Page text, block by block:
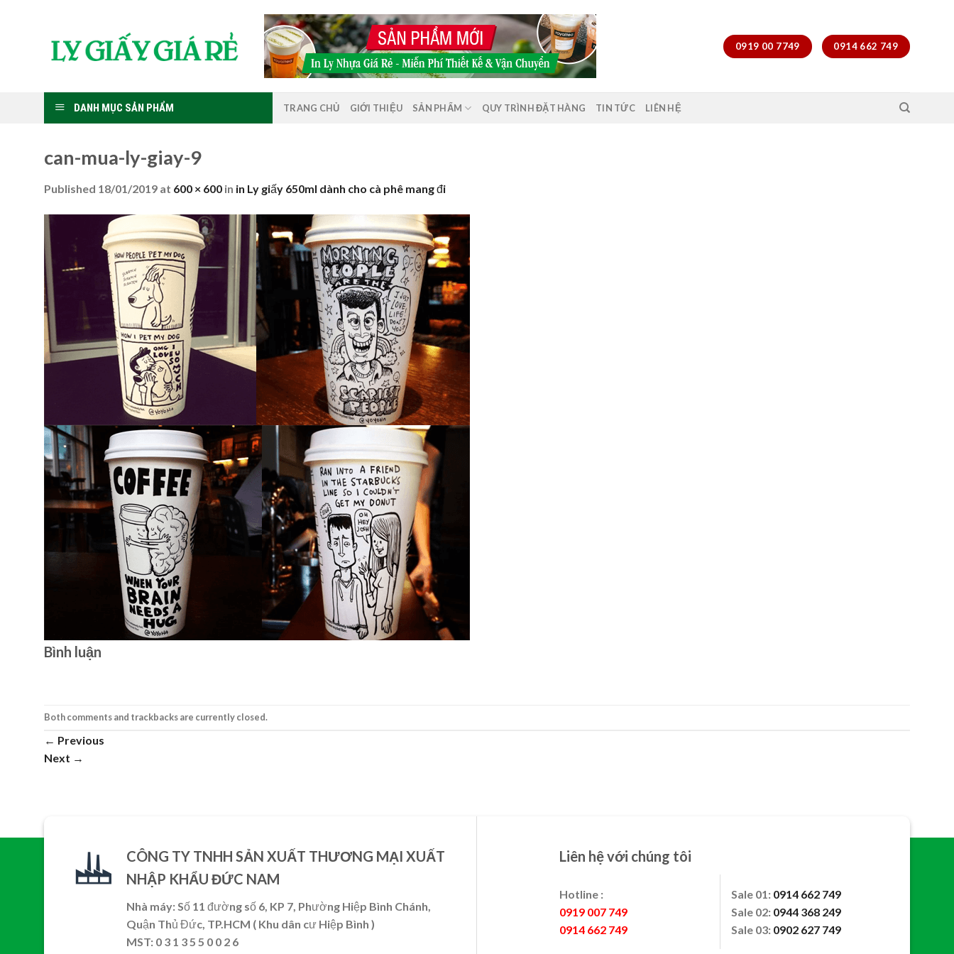
0919 00 7749 0914 662 749
DANH MỤC SẢN PHẨM TRANG CHỦ GIỚI THIỆU SẢN PHẨM QUY TRÌNH ĐẶT HÀNG TIN TỨC LIÊN HỆ
can-mua-ly-giay-9
Published 18/01/2019 at 600 × 600 in in Ly giấy 650ml dành cho cà phê mang đi
Bình luận
Both comments and trackbacks are currently closed.
← Previous
Next →
CÔNG TY TNHH SẢN XUẤT THƯƠNG MẠI XUẤT
NHẬP KHẨU ĐỨC NAM
Nhà máy: Số 11 đường số 6, KP 7, Phường Hiệp Bình Chánh,
Quận Thủ Đức, TP.HCM ( Khu dân cư Hiệp Bình )
MST: 0 3 1 3 5 5 0 0 2 6
Liên hệ với chúng tôi
Hotline :
0919 007 749
0914 662 749
Sale 01: 0914 662 749
Sale 02: 0944 368 249
Sale 03: 0902 627 749